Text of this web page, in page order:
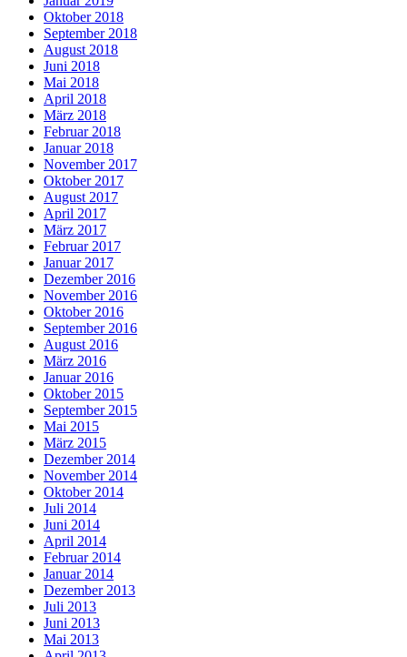
Oktober 2018
September 2018
August 2018
Juni 2018
Mai 2018
April 2018
März 2018
Februar 2018
Januar 2018
November 2017
Oktober 2017
August 2017
April 2017
März 2017
Februar 2017
Januar 2017
Dezember 2016
November 2016
Oktober 2016
September 2016
August 2016
März 2016
Januar 2016
Oktober 2015
September 2015
Mai 2015
März 2015
Dezember 2014
November 2014
Oktober 2014
Juli 2014
Juni 2014
April 2014
Februar 2014
Januar 2014
Dezember 2013
Juli 2013
Juni 2013
Mai 2013